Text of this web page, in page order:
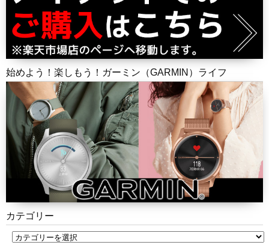
始めよう！楽しもう！ガーミン（GARMIN）ライフ
カテゴリー